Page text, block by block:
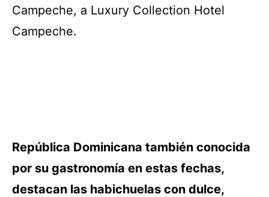
Campeche, a Luxury Collection Hotel
Campeche.
República Dominicana también conocida
por su gastronomía en estas fechas,
destacan las habichuelas con dulce,